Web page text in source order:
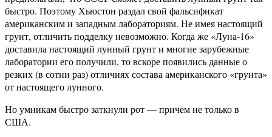
быстро. Поэтому Хьюстон раздал свой фальсификат
американским и западным лабораториям. Не имея настоящий
грунт, отличить подделку невозможно. Когда же «Луна-16»
доставила настоящий лунный грунт и многие зарубежные
лаборатории его получили, то вскоре появились данные о
резких (в сотни раз) отличиях состава американского «грунта»
от настоящего лунного.
Но умникам быстро заткнули рот — причем не только в
США.